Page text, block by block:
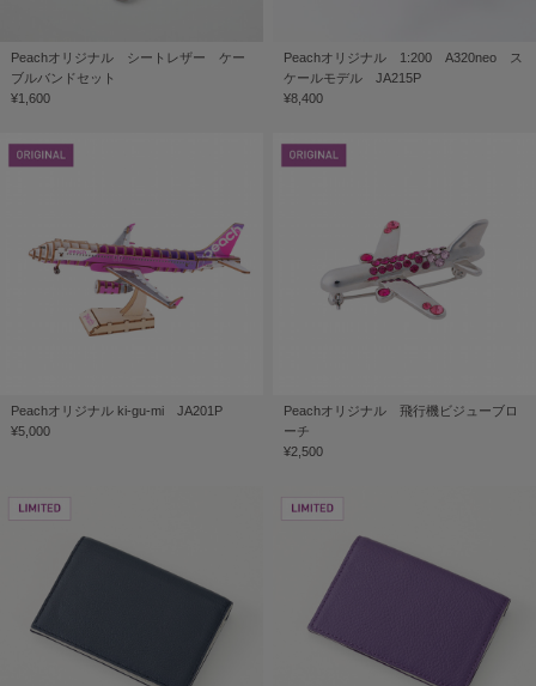
Peachオリジナル シートレザー ケー
ブルバンドセット
¥1,600
Peachオリジナル 1:200 A320neo ス
ケールモデル JA215P
¥8,400
Peachオリジナル ki-gu-mi JA201P
¥5,000
Peachオリジナル 飛行機ビジューブロ
ーチ
¥2,500